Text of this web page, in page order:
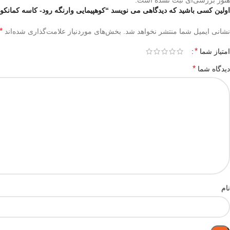
اولین کسی باشید که دیدگاهی می نویسد “کوهپیمایی وارنگه رود- کاسه
نشانی ایمیل شما منتشر نخواهد شد. بخش‌های موردنیاز علامت‌گذاری شده‌اند *
امتیاز شما *
دیدگاه شما *
نام